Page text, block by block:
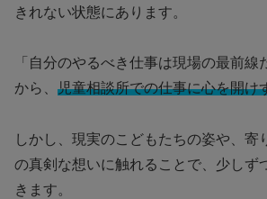
きれない状態にあります。
「自分のやるべき仕事は現場の最前線
から、 児童相談所での仕事に心を開け
しかし、現実のこどもたちの姿や、寄
の真剣な想いに触れることで、少しず
きます。